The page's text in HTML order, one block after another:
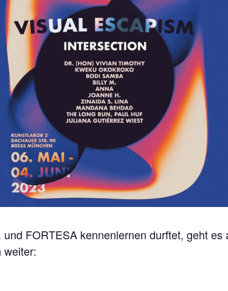
FORTESA kennenlernen durftet, geht
weiter: